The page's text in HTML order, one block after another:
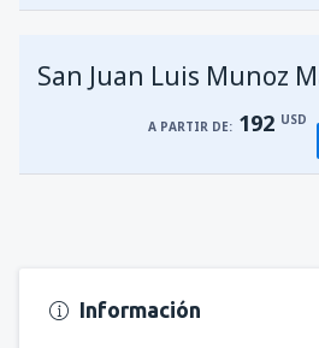
San Juan Luis Munoz
A PARTIR DE: 192 USD
Información